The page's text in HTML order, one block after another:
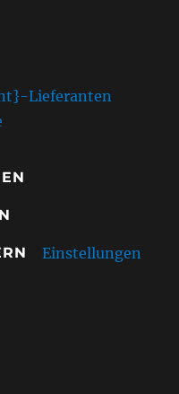
Lieferanten
Einstellungen